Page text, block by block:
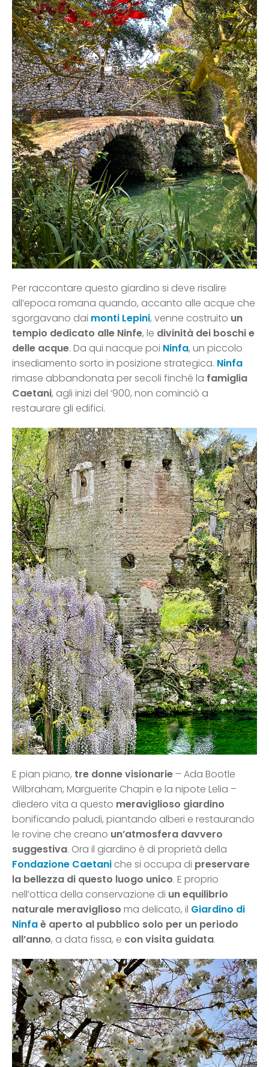
Per raccontare questo giardino si deve risalire
all’epoca romana quando, accanto alle acque che
sgorgavano dai monti Lepini, venne costruito un
tempio dedicato alle Ninfe, le divinità dei boschi e
delle acque. Da qui nacque poi Ninfa, un piccolo
insediamento sorto in posizione strategica. Ninfa
rimase abbandonata per secoli finché la famiglia
Caetani, agli inizi del ‘900, non cominciò a
restaurare gli edifici.
E pian piano, tre donne visionarie – Ada Bootle
Wilbraham, Marguerite Chapin e la nipote Lelia –
diedero vita a questo meraviglioso giardino
bonificando paludi, piantando alberi e restaurando
le rovine che creano un’atmosfera davvero
suggestiva. Ora il giardino è di proprietà della
Fondazione Caetani che si occupa di preservare
la bellezza di questo luogo unico. E proprio
nell’ottica della conservazione di un equilibrio
naturale meraviglioso ma delicato, il Giardino di
Ninfaè aperto al pubblico solo per un periodo
all’anno, a data fissa, e con visita guidata.